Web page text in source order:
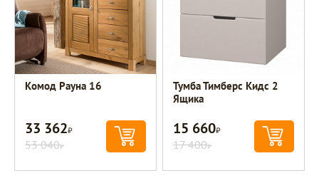
Комод Рауна 16
33 362Р
53 040Р
Тумба Тимберс Кидс 2
Ящика
15 660Р
17 400Р